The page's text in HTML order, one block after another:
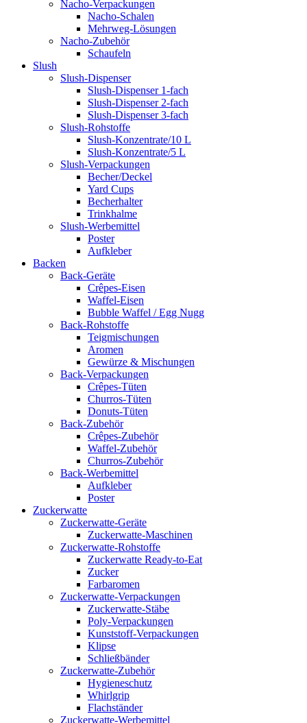
Nacho-Verpackungen
Nacho-Schalen
Mehrweg-Lösungen
Nacho-Zubehör
Schaufeln
Slush
Slush-Dispenser
Slush-Dispenser 1-fach
Slush-Dispenser 2-fach
Slush-Dispenser 3-fach
Slush-Rohstoffe
Slush-Konzentrate/10 L
Slush-Konzentrate/5 L
Slush-Verpackungen
Becher/Deckel
Yard Cups
Becherhalter
Trinkhalme
Slush-Werbemittel
Poster
Aufkleber
Backen
Back-Geräte
Crêpes-Eisen
Waffel-Eisen
Bubble Waffel / Egg Nugg
Back-Rohstoffe
Teigmischungen
Aromen
Gewürze & Mischungen
Back-Verpackungen
Crêpes-Tüten
Churros-Tüten
Donuts-Tüten
Back-Zubehör
Crêpes-Zubehör
Waffel-Zubehör
Churros-Zubehör
Back-Werbemittel
Aufkleber
Poster
Zucker­watte
Zuckerwatte-Geräte
Zuckerwatte-Maschinen
Zuckerwatte-Rohstoffe
Zuckerwatte Ready-to-Eat
Zucker
Farbaromen
Zuckerwatte-Verpackungen
Zuckerwatte-Stäbe
Poly-Verpackungen
Kunststoff-Verpackungen
Klipse
Schließbänder
Zuckerwatte-Zubehör
Hygieneschutz
Whirlgrip
Flachständer
Zuckerwatte-Werbemittel